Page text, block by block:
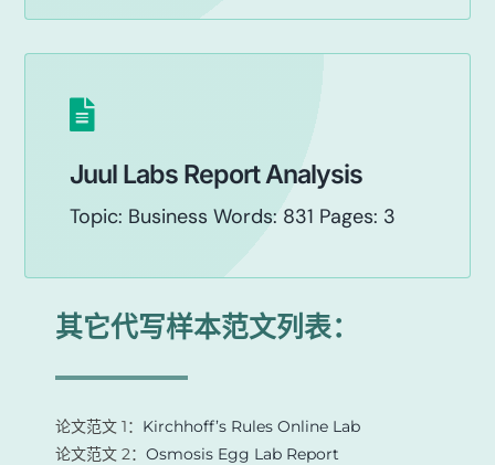
Juul Labs Report Analysis
Topic: Business Words: 831 Pages: 3
其它代写样本范文列表：
论文范文 1： Kirchhoff’s Rules Online Lab
论文范文 2： Osmosis Egg Lab Report